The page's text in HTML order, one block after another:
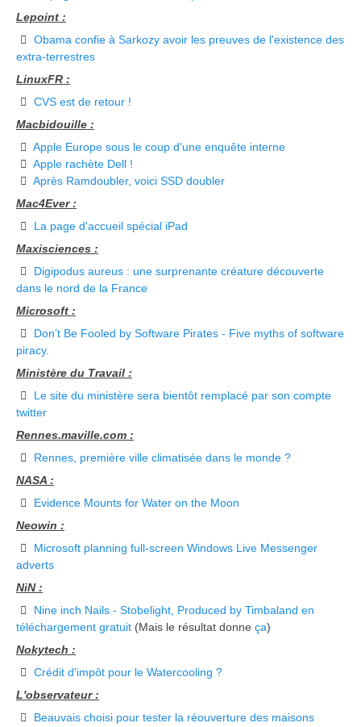
Lepoint :
Obama confie à Sarkozy avoir les preuves de l'existence des
extra-terrestres
LinuxFR :
CVS est de retour !
Macbidouille :
Apple Europe sous le coup d'une enquête interne
Apple rachète Dell !
Après Ramdoubler, voici SSD doubler
Mac4Ever :
La page d'accueil spécial iPad
Maxisciences :
Digipodus aureus : une surprenante créature découverte
dans le nord de la France
Microsoft :
Don’t Be Fooled by Software Pirates - Five myths of software
piracy.
Ministère du Travail :
Le site du ministère sera bientôt remplacé par son compte
twitter
Rennes.maville.com :
Rennes, première ville climatisée dans le monde ?
NASA :
Evidence Mounts for Water on the Moon
Neowin :
Microsoft planning full-screen Windows Live Messenger
adverts
NiN :
Nine inch Nails - Stobelight, Produced by Timbaland en
téléchargement gratuit (Mais le résultat donne ça)
Nokytech :
Crédit d'impôt pour le Watercooling ?
L'observateur :
Beauvais choisi pour tester la réouverture des maisons